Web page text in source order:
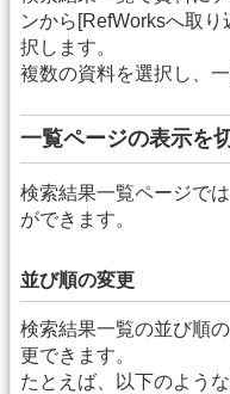
ンから[RefWorksへ取
択します。
複数の資料を選択し、
一覧ページの表示を
検索結果一覧ページで
ができます。
並び順の変更
検索結果一覧の並び順
更できます。
たとえば、以下のよう